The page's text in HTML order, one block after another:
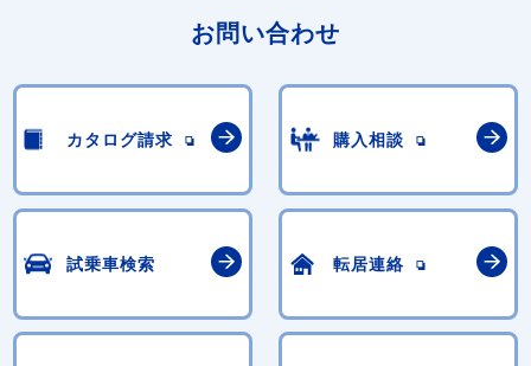
お問い合わせ
カタログ請求 購入相談
試乗車検索 転居連絡